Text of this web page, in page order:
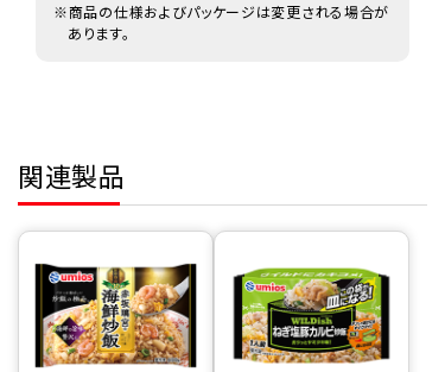
※商品の仕様およびパッケージは変更される場合が
あります。
関連製品